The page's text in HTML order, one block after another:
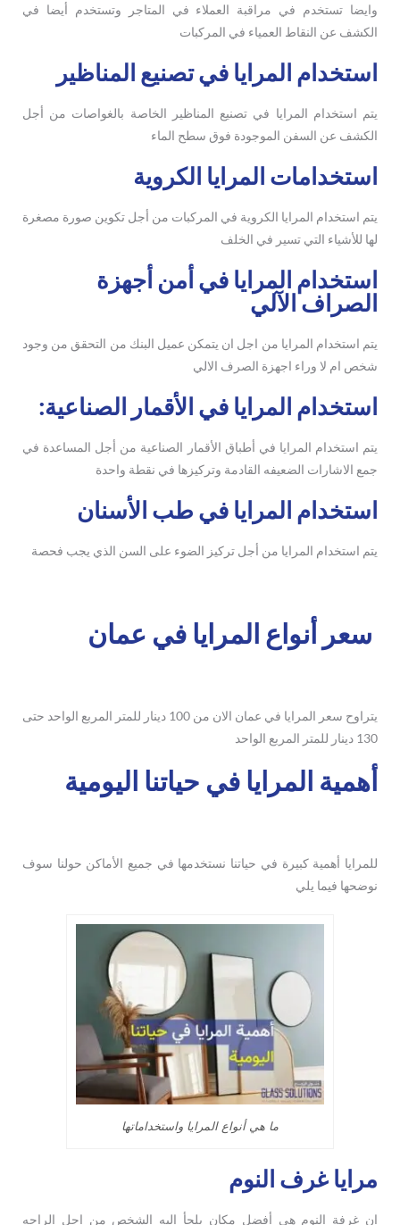
وايضا تستخدم في مراقبة العملاء في المتاجر وتستخدم أيضا في
الكشف عن النقاط العمياء في المركبات
استخدام المرايا في تصنيع المناظير
يتم استخدام المرايا في تصنيع المناظير الخاصة بالغواصات من أجل
الكشف عن السفن الموجودة فوق سطح الماء
استخدامات المرايا الكروية
يتم استخدام المرايا الكروية في المركبات من أجل تكوين صورة مصغرة
لها للأشياء التي تسير في الخلف
استخدام المرايا في أمن أجهزة
الصراف الآلي
يتم استخدام المرايا من اجل ان يتمكن عميل البنك من التحقق من وجود
شخص ام لا وراء اجهزة الصرف الالي
استخدام المرايا في الأقمار الصناعية:
يتم استخدام المرايا في أطباق الأقمار الصناعية من أجل المساعدة في
جمع الاشارات الضعيفه القادمة وتركيزها في نقطة واحدة
استخدام المرايا في طب الأسنان
يتم استخدام المرايا من أجل تركيز الضوء على السن الذي يجب فحصة
سعر أنواع المرايا في عمان
يتراوح سعر المرايا في عمان الان من 100 دينار للمتر المربع الواحد حتى
130 دينار للمتر المربع الواحد
أهمية المرايا في حياتنا اليومية
للمرايا أهمية كبيرة في حياتنا نستخدمها في جميع الأماكن حولنا سوف
نوضحها فيما يلي
ما هي أنواع المرايا واستخداماتها
مرايا غرف النوم
ان غرفة النوم هي أفضل مكان يلجأ إليه الشخص من اجل الراحه